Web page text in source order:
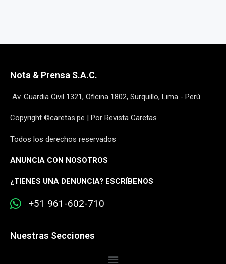
Nota & Prensa S.A.C.
Av. Guardia Civil 1321, Oficina 1802, Surquillo, Lima - Perú
Copyright ©caretas.pe | Por Revista Caretas
Todos los derechos reservados
ANUNCIA CON NOSOTROS
¿TIENES UNA DENUNCIA? ESCRÍBENOS
+51 961-602-710
Nuestras Secciones